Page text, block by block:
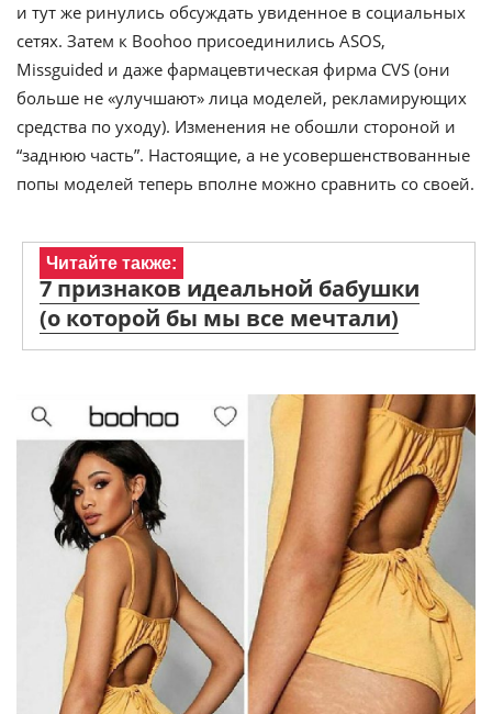
и тут же ринулись обсуждать увиденное в социальных
сетях. Затем к Boohoo присоединились ASOS,
Missguided и даже фармацевтическая фирма CVS (они
больше не «улучшают» лица моделей, рекламирующих
средства по уходу). Изменения не обошли стороной и
“заднюю часть”. Настоящие, а не усовершенствованные
попы моделей теперь вполне можно сравнить со своей.
Читайте также:
7 признаков идеальной бабушки
(о которой бы мы все мечтали)